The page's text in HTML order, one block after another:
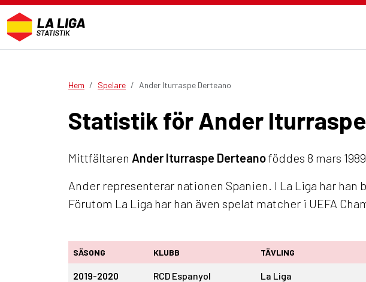
Hem Spelare Ander Iturraspe Derteano
Statistik för Ander
Mittfältaren Ander Iturraspe Derteanoföddes 8 mars
Ander representerar nationen Spanien. I La Liga har
Förutom La Liga har han även spelat matcher i UEFA
SÄSONG KLUBB TÄVLING
2019-2020 RCD Espanyol La Liga